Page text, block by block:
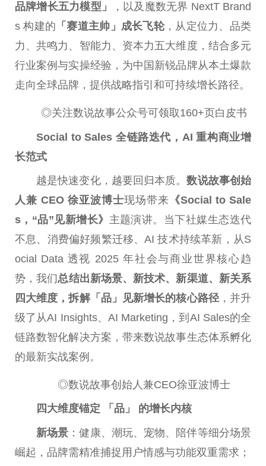
品牌增长五力模型」
，以及魔数无界 NextT Brand
s 构建的 「赛道主帅」成长飞轮，从定位力、品类
力、共鸣力、智能力、资本力五大维度，结合多元
行业案例与实操经验，为中国 新锐品牌从本土爆款
走向全球品牌，提供战略指引和可持续增长路径。
◎关注数说故事公众号可领取160+页白皮书
Social to Sales 全链路迭代，AI 重构商业增
长范式
越是快速变化，越要回归本质。数说故事创始
人兼 CEO 徐亚波博士现场带来 《Social to Sale
s，“品”见新增长》 主题演讲。当下社媒生态迭代
不息、消费偏好频繁迁移、AI 技术持续革新，从S
ocial Data 透视 2025 年社会与商业世界核心趋
势，我们总结出新场景、新技术、新渠道、新关系
四大维度，拆解「品」见新增长的核心路径，并升
级了从AI Insights、AI Marketing，到AI Sales的全
链路数智化解决方案，带来数说故事生态体系孵化
的最新实战案例。
◎数说故事创始人兼CEO徐亚波博士
四大维度锚定 「品」 的增长内核
新场景 ：健康、潮玩、宠物、陪伴等细分场景
崛起，品牌需精准捕捉用户情感与功能双重需求；